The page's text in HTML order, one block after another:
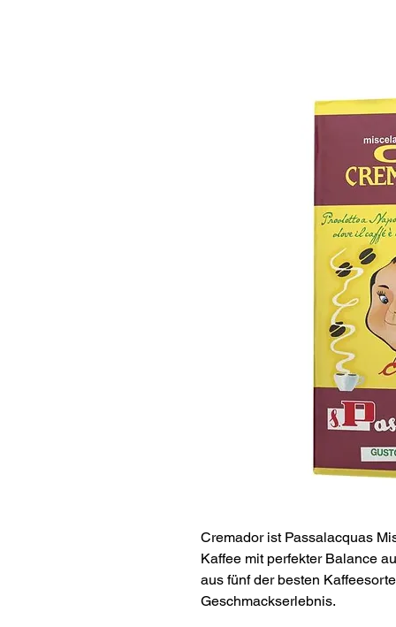
Cremador ist Passalacquas
Kaffee mit perfekter Balance
aus fünf der besten
Geschmackserlebnis.